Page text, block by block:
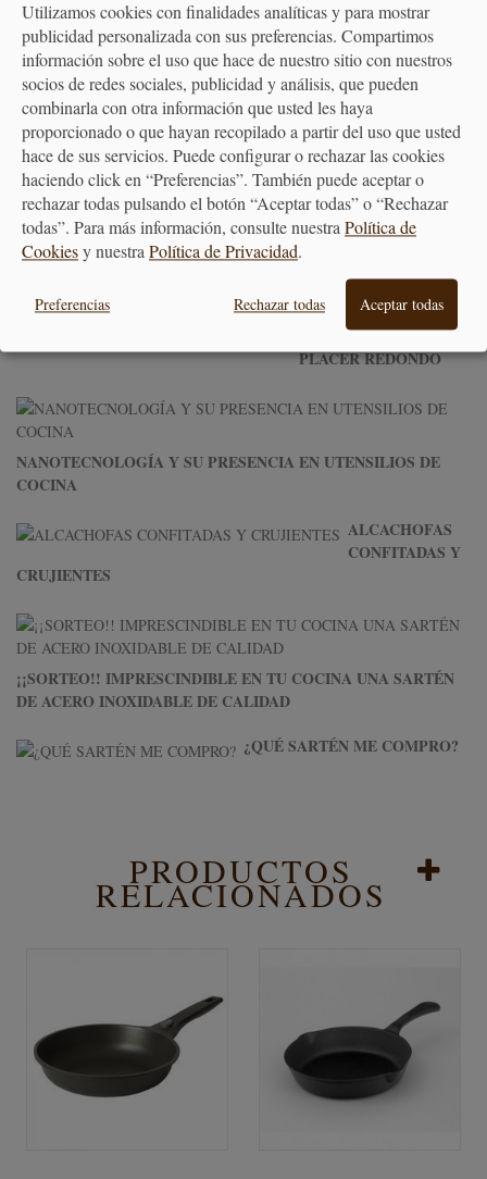
BONITO CON TOMATE
PIMIENTOS DE PIQUILLO RELLENOS DE BACALAO Y SALSA
ESPECIADA
RECETA DE PULPO PIBIL CON PATATA REVOLCONA, TAPA
CROQUETAS: EL
PLACER REDONDO
NANOTECNOLOGÍA Y SU PRESENCIA EN UTENSILIOS DE
COCINA
ALCACHOFAS
CONFITADAS Y
CRUJIENTES
¡¡SORTEO!! IMPRESCINDIBLE EN TU COCINA UNA SARTÉN
DE ACERO INOXIDABLE DE CALIDAD
¿QUÉ SARTÉN ME COMPRO?
PRODUCTOS
RELACIONADOS
Utilizamos cookies con finalidades analíticas y para mostrar
publicidad personalizada con sus preferencias. Compartimos
información sobre el uso que hace de nuestro sitio con nuestros
socios de redes sociales, publicidad y análisis, que pueden
combinarla con otra información que usted les haya
proporcionado o que hayan recopilado a partir del uso que usted
hace de sus servicios. Puede configurar o rechazar las cookies
haciendo click en “Preferencias”. También puede aceptar o
rechazar todas pulsando el botón “Aceptar todas” o “Rechazar
todas”. Para más información, consulte nuestraPolítica de
Cookiesy nuestraPolítica de Privacidad.
Preferencias Rechazar todas Aceptar todas